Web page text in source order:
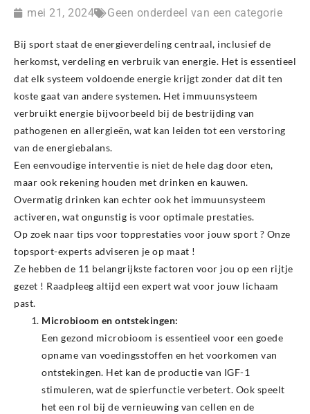
mei 21, 2024 Geen onderdeel van een categorie
Bij sport staat de energieverdeling centraal, inclusief de
herkomst, verdeling en verbruik van energie. Het is essentieel
dat elk systeem voldoende energie krijgt zonder dat dit ten
koste gaat van andere systemen. Het immuunsysteem
verbruikt energie bijvoorbeeld bij de bestrijding van
pathogenen en allergieën, wat kan leiden tot een verstoring
van de energiebalans.
Een eenvoudige interventie is niet de hele dag door eten,
maar ook rekening houden met drinken en kauwen.
Overmatig drinken kan echter ook het immuunsysteem
activeren, wat ongunstig is voor optimale prestaties.
Op zoek naar tips voor topprestaties voor jouw sport ? Onze
topsport-experts adviseren je op maat !
Ze hebben de 11 belangrijkste factoren voor jou op een rijtje
gezet ! Raadpleeg altijd een expert wat voor jouw lichaam
past.
Microbioom en ontstekingen:
Een gezond microbioom is essentieel voor een goede
opname van voedingsstoffen en het voorkomen van
ontstekingen. Het kan de productie van IGF-1
stimuleren, wat de spierfunctie verbetert. Ook speelt
het een rol bij de vernieuwing van cellen en de